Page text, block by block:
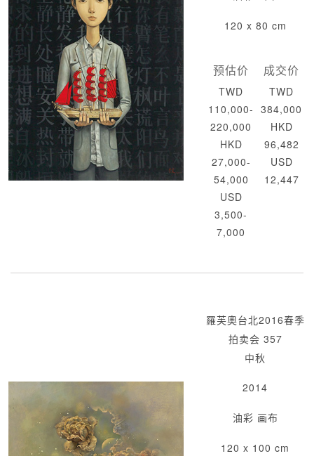
120 x 80 cm
预估价
TWD
110,000-
220,000
HKD
27,000-
54,000
USD
3,500-
7,000
成交价
TWD
384,000
HKD
96,482
USD
12,447
羅芙奧台北2016春季
拍卖会 357
中秋
2014
油彩 画布
120 x 100 cm